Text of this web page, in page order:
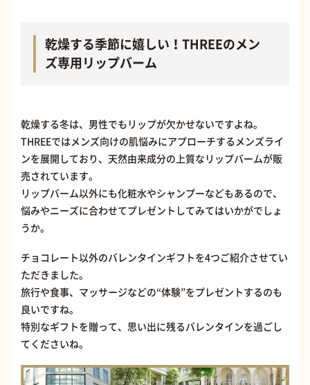
乾燥する季節に嬉しい！THREEのメン
ズ専用リップバーム
乾燥する冬は、男性でもリップが欠かせないですよね。
THREEではメンズ向けの肌悩みにアプローチするメンズライ
ンを展開しており、天然由来成分の上質なリップバームが販
売されています。
リップバーム以外にも化粧水やシャンプーなどもあるので、
悩みやニーズに合わせてプレゼントしてみてはいかがでしょ
うか。
チョコレート以外のバレンタインギフトを4つご紹介させてい
ただきました。
旅行や食事、マッサージなどの“体験”をプレゼントするのも
良いですね。
特別なギフトを贈って、思い出に残るバレンタインを過ごし
てくださいね。